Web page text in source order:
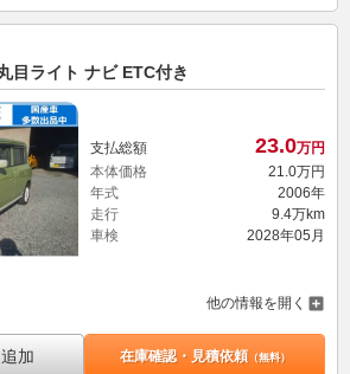
目ライト ナビ ETC付き
支払総額 23.0万円
走行
9.4万km
車検
2028年05月
他の情報を開く
加 在庫確認・見積依頼（無料）